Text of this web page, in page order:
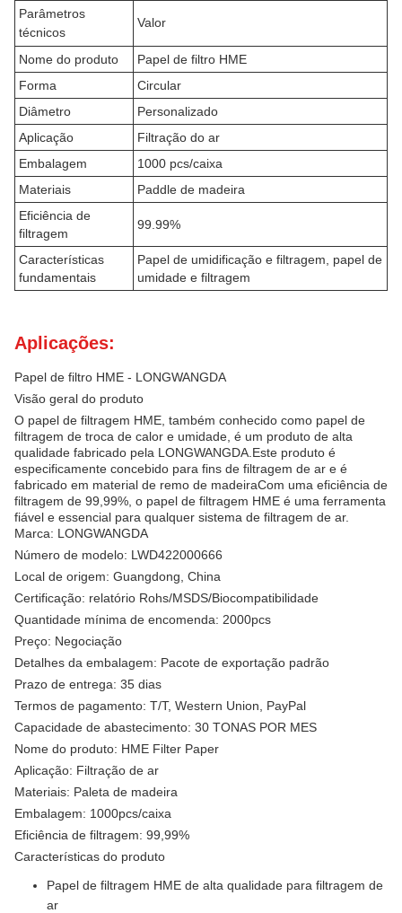
Parâmetros
técnicos
Valor
Nome do produto
Papel de filtro HME
Forma
Circular
Diâmetro
Personalizado
Aplicação
Filtração do ar
Embalagem
1000 pcs/caixa
Materiais
Paddle de madeira
Eficiência de
filtragem
99.99%
Características
fundamentais
Papel de umidificação e filtragem, papel de
umidade e filtragem
Aplicações:
Papel de filtro HME - LONGWANGDA
Visão geral do produto
O papel de filtragem HME, também conhecido como papel de
filtragem de troca de calor e umidade, é um produto de alta
qualidade fabricado pela LONGWANGDA.Este produto é
especificamente concebido para fins de filtragem de ar e é
fabricado em material de remo de madeiraCom uma eficiência de
filtragem de 99,99%, o papel de filtragem HME é uma ferramenta
fiável e essencial para qualquer sistema de filtragem de ar.
Marca: LONGWANGDA
Número de modelo: LWD422000666
Local de origem: Guangdong, China
Certificação: relatório Rohs/MSDS/Biocompatibilidade
Quantidade mínima de encomenda: 2000pcs
Preço: Negociação
Detalhes da embalagem: Pacote de exportação padrão
Prazo de entrega: 35 dias
Termos de pagamento: T/T, Western Union, PayPal
Capacidade de abastecimento: 30 TONAS POR MES
Nome do produto: HME Filter Paper
Aplicação: Filtração de ar
Materiais: Paleta de madeira
Embalagem: 1000pcs/caixa
Eficiência de filtragem: 99,99%
Características do produto
Papel de filtragem HME de alta qualidade para filtragem de
ar